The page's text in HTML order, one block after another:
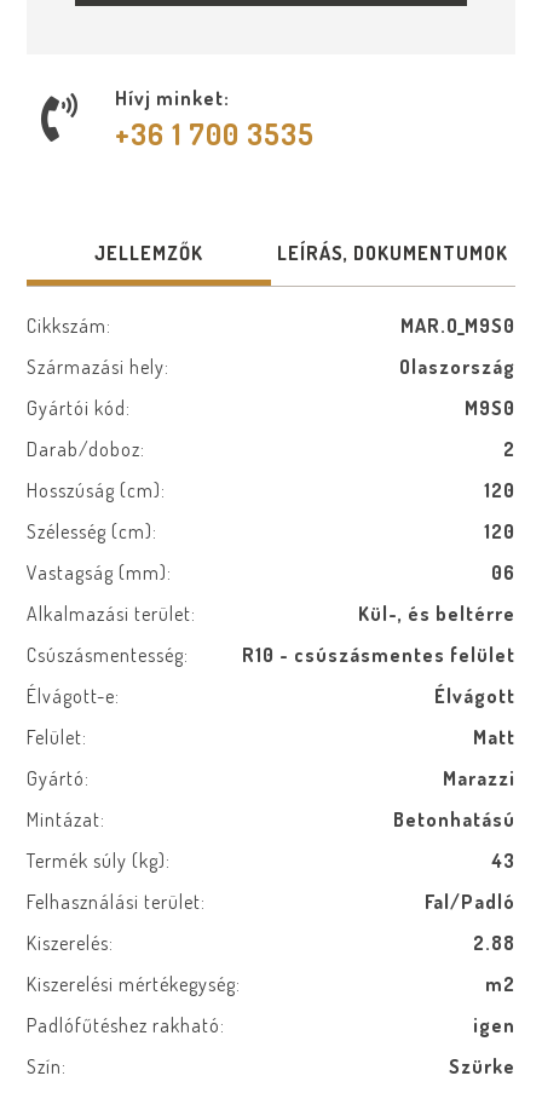
Hívj minket:
+36 1 700 3535
JELLEMZŐK LEÍRÁS, DOKUMENTUMOK
Cikkszám:
MAR.O_M9S0
Származási hely:
Olaszország
Gyártói kód:
M9S0
Darab/doboz:
2
Hosszúság (cm):
120
Szélesség (cm):
120
Vastagság (mm):
06
Alkalmazási terület:
Kül-, és beltérre
Csúszásmentesség:
R10 - csúszásmentes felület
Élvágott-e:
Élvágott
Felület:
Matt
Gyártó:
Marazzi
Mintázat:
Betonhatású
Termék súly (kg):
43
Felhasználási terület:
Fal/Padló
Kiszerelés:
2.88
Kiszerelési mértékegység:
m2
Padlófűtéshez rakható:
igen
Szín:
Szürke